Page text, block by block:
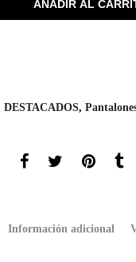
AÑADIR AL
DESTACADOS,
Información adicional